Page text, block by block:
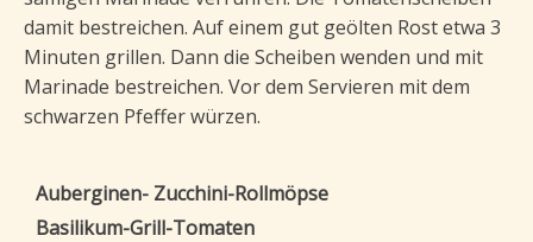
damit bestreichen. Auf einem gut geölten Rost etwa 3
Minuten grillen. Dann die Scheiben wenden und mit
Marinade bestreichen. Vor dem Servieren mit dem
schwarzen Pfeffer würzen.
Auberginen- Zucchini-Rollmöpse
Basilikum-Grill-Tomaten